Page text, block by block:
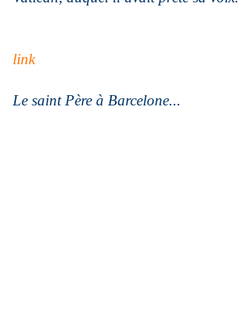
link
Le saint Père à Barcelone...